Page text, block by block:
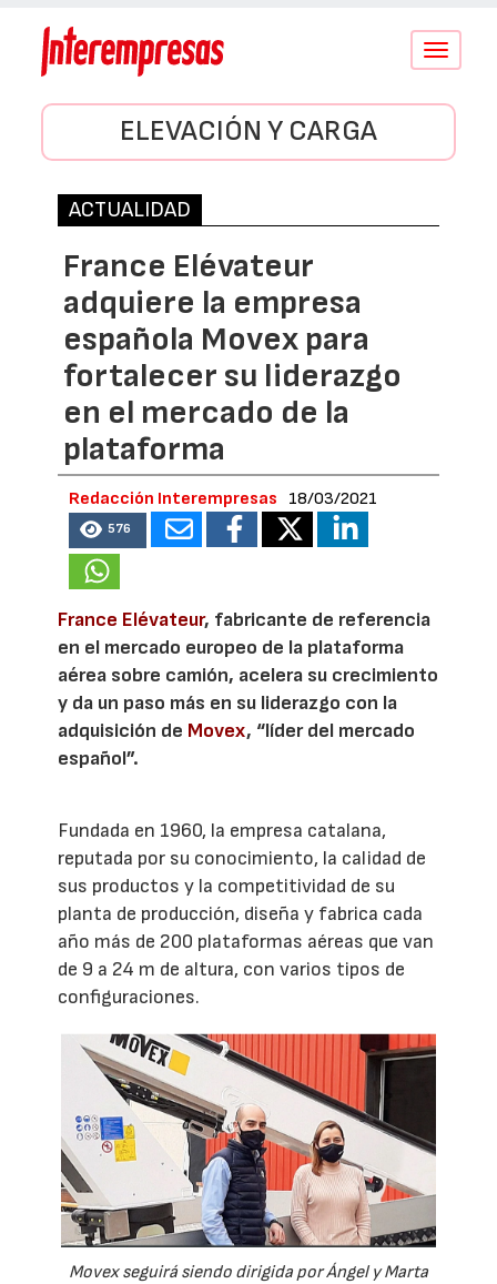
Conmutar
ELEVACIÓN Y CARGA
ACTUALIDAD
France Elévateur
adquiere la empresa
española Movex para
fortalecer su liderazgo
en el mercado de la
plataforma
Redacción Interempresas 18/03/2021
576
France Elévateur, fabricante de referencia
en el mercado europeo de la plataforma
aérea sobre camión, acelera su crecimiento
y da un paso más en su liderazgo con la
adquisición de Movex, “líder del mercado
español”.
Fundada en 1960, la empresa catalana,
reputada por su conocimiento, la calidad de
sus productos y la competitividad de su
planta de producción, diseña y fabrica cada
año más de 200 plataformas aéreas que van
de 9 a 24 m de altura, con varios tipos de
configuraciones.
Movex seguirá siendo dirigida por Ángel y Marta